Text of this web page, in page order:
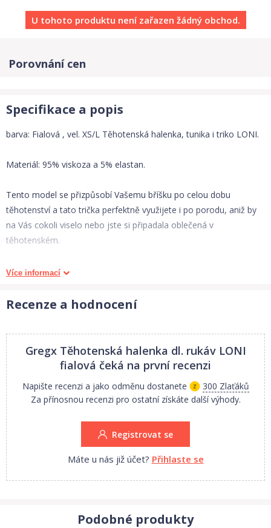
U tohoto produktu není zařazen žádný obchod.
Porovnání cen
Specifikace a popis
barva: Fialová , vel. XS/L Těhotenská halenka, tunika i triko LONI.
Materiál: 95% viskoza a 5% elastan.
Tento model se přizpůsobí Vašemu bříšku po celou dobu
těhotenství a tato trička perfektně využijete i po porodu, aniž by
na Vás cokoli viselo nebo jste si připadala oblečená v
těhotenském.
Díky elasticitě trika objednávejte takovou velikost, jakou jste
XS/L: délka střední části 60 cm, délka zadní části 50 cm, obvod
hrudníku 80 cm, obvod břicha 80 cm.
XL/XXL: délka střední části 62 cm, délka zadní části 50 cm, obvod
hrudníku 90 cm, obvod břicha 86 cm.
Rozměry se mohou lišit o 1-2 cm. Měřeno v klidném stavu, v
oblasti břicha se přizpusobí vašemu rostoucímu břišku (roztahuje
se dopředu).
Vhodné i ke kojení.
Více informací
Recenze a hodnocení
Gregx Těhotenská halenka dl. rukáv LONI
fialová čeká na první recenzi
Napište recenzi a jako odměnu dostanete
300 Zlaťáků
Za přínosnou recenzi pro ostatní získáte další výhody.
Registrovat se
Máte u nás již účet? Přihlaste se
Podobné produkty